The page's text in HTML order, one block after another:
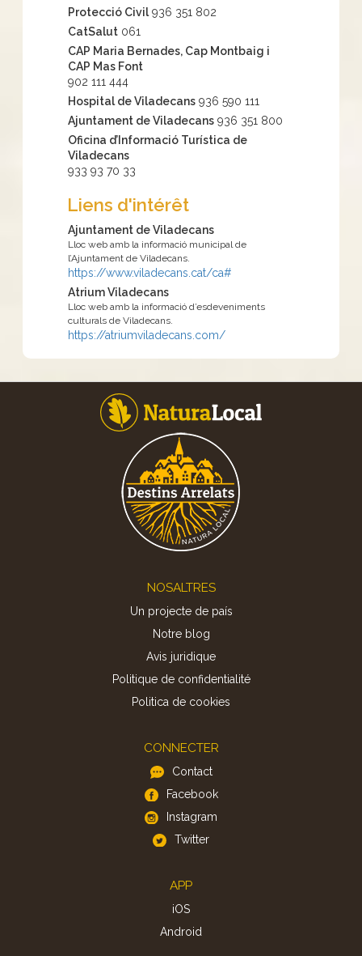
Protecció Civil 936 351 802
CatSalut 061
CAP Maria Bernades, Cap Montbaig i
CAP Mas Font
902 111 444
Hospital de Viladecans 936 590 111
Ajuntament de Viladecans 936 351 800
Oficina d’Informació Turística de
Viladecans
933 93 70 33
Liens d'intérêt
Ajuntament de Viladecans
Lloc web amb la informació municipal de
l’Ajuntament de Viladecans.
https://www.viladecans.cat/ca#
Atrium Viladecans
Lloc web amb la informació d’esdeveniments
culturals de Viladecans.
https://atriumviladecans.com/
NOSALTRES
Un projecte de país
Notre blog
Avis juridique
Politique de confidentialité
Politica de cookies
CONNECTER
Contact
Facebook
Instagram
Twitter
APP
iOS
Android